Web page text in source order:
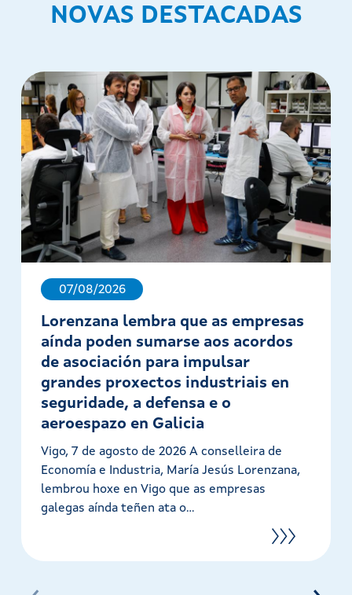
NOVAS DESTACADAS
07/08/2026
Lorenzana lembra que as empresas
aínda poden sumarse aos acordos
de asociación para impulsar
grandes proxectos industriais en
seguridade, a defensa e o
aeroespazo en Galicia
Vigo, 7 de agosto de 2026 A conselleira de
Economía e Industria, María Jesús Lorenzana,
lembrou hoxe en Vigo que as empresas
galegas aínda teñen ata o...